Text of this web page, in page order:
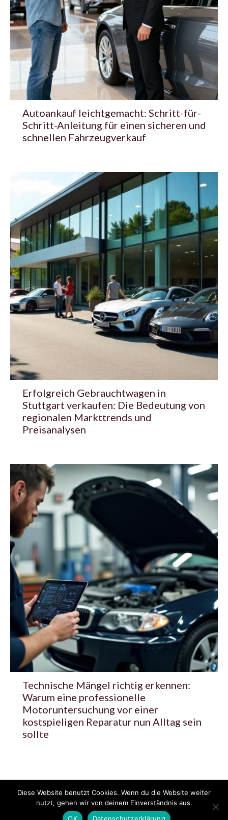
Autoankauf leichtgemacht: Schritt-für-
Schritt-Anleitung für einen sicheren und
schnellen Fahrzeugverkauf
Erfolgreich Gebrauchtwagen in
Stuttgart verkaufen: Die Bedeutung von
regionalen Markttrends und
Preisanalysen
Technische Mängel richtig erkennen:
Warum eine professionelle
Motoruntersuchung vor einer
kostspieligen Reparatur nun Alltag sein
sollte
© 2020 - 2025 Copyright - KFZzeitung.com
Datenschutzerklärung FAQ Kontakt Impressum
Diese Website benutzt Cookies. Wenn du die Website weiter
nutzt, gehen wir von deinem Einverständnis aus.
OK
Datenschutzerklärung